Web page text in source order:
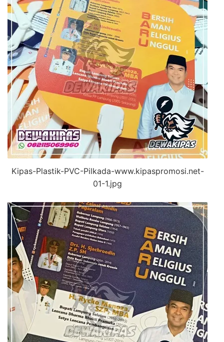
Kipas-Plastik-PVC-Pilkada-www.kipaspromosi.net-
01-1.jpg